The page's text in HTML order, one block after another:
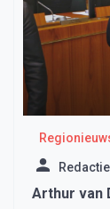
Redactie
Arthur van